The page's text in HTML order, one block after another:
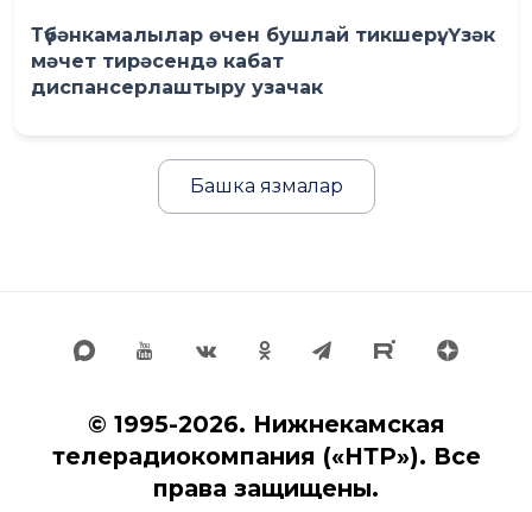
Түбәнкамалылар өчен бушлай тикшерү: Үзәк
мәчет тирәсендә кабат
диспансерлаштыру узачак
Башка язмалар
© 1995-2026. Нижнекамская
телерадиокомпания («НТР»). Все
права защищены.